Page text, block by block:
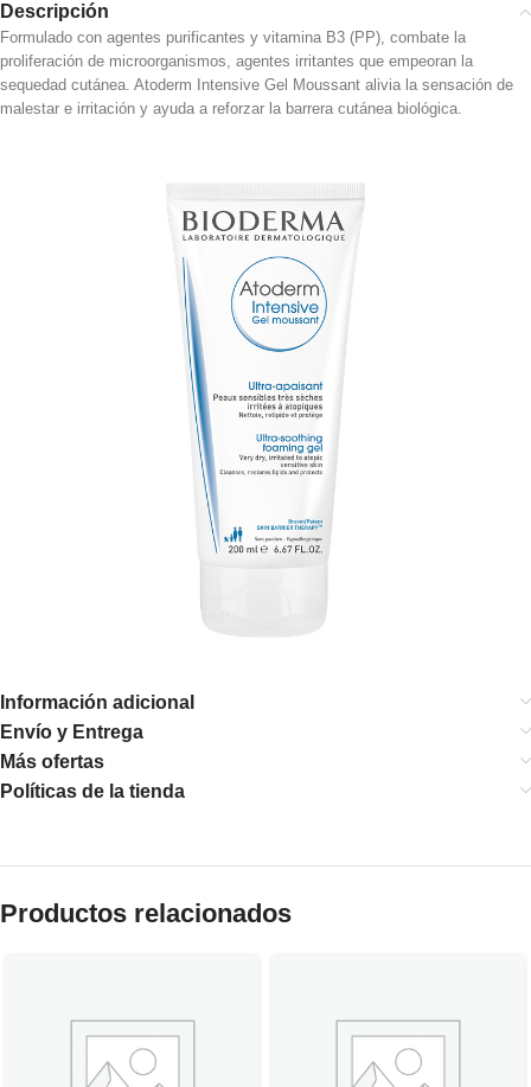
Descripción
Formulado con agentes purificantes y vitamina B3 (PP), combate la
proliferación de microorganismos, agentes irritantes que empeoran la
sequedad cutánea. Atoderm Intensive Gel Moussant alivia la sensación de
malestar e irritación y ayuda a reforzar la barrera cutánea biológica.
Información adicional
Envío y Entrega
Más ofertas
Políticas de la tienda
Productos relacionados